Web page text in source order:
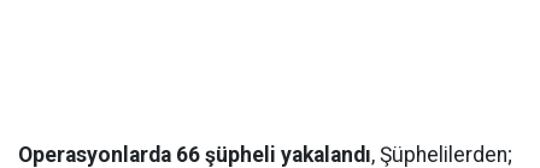
Operasyonlarda 66 şüpheli yakalandı, Şüphelilerden;